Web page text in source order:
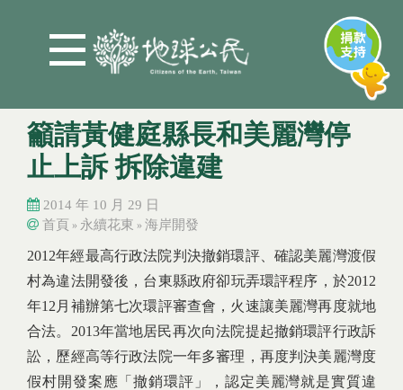
籲請黃健庭縣長和美麗灣停
止上訴 拆除違建
2014 年 10 月 29 日
您在這裡
首頁 » 永續花東 » 海岸開發
您在這裡
2012年經最高行政法院判決撤銷環評、確認美麗灣渡假
村為違法開發後，台東縣政府卻玩弄環評程序，於2012
年12月補辦第七次環評審查會，火速讓美麗灣再度就地
合法。2013年當地居民再次向法院提起撤銷環評行政訴
訟，歷經高等行政法院一年多審理，再度判決美麗灣度
假村開發案應「撤銷環評」，認定美麗灣就是實質違